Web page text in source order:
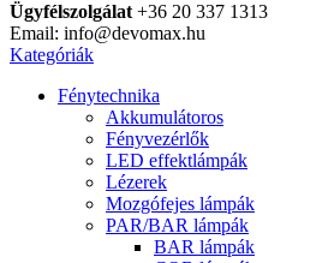
Ügyfélszolgálat +36 20 337 1313
Email: info@devomax.hu
Kategóriák
Fénytechnika
Akkumulátoros
Fényvezérlők
LED effektlámpák
Lézerek
Mozgófejes lámpák
PAR/BAR lámpák
BAR lámpák